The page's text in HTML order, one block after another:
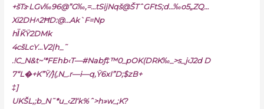
+šTɝLGv‰96@”G‰,=…tSĳNqš@ŠTˆGFtS;d…‰o5„ZQ…
Xi2DH^2ĦD:@…Ak`F=Np
hΪǨŸ2DMk
4cšLcY…V2|h_˜
.!C_N&t~‘*FEhb‹T—#Nabƒ‡™0_pOK(DRK‰_>s_j‹J2d D
7“L�+K”Ÿ/}(‚N_.r—i—q‚Ÿ6xI”D;$zB+
‡]
UKŠL,;b_N˜*u_‹Zl‘k%ˆ>h»w_;K?